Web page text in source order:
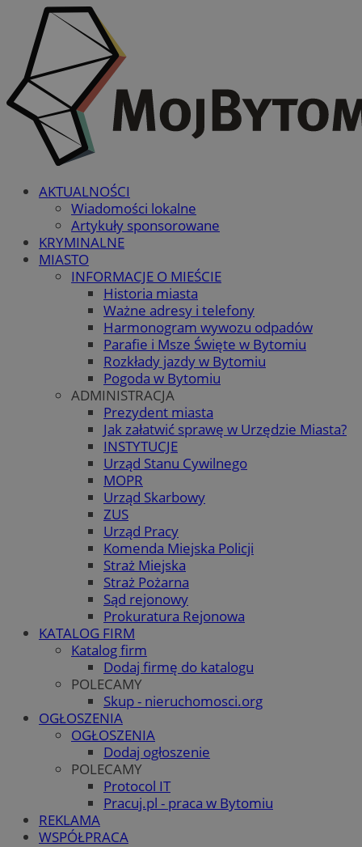
AKTUALNOŚCI
Wiadomości lokalne
Artykuły sponsorowane
KRYMINALNE
MIASTO
INFORMACJE O MIEŚCIE
Historia miasta
Ważne adresy i telefony
Harmonogram wywozu odpadów
Parafie i Msze Święte w Bytomiu
Rozkłady jazdy w Bytomiu
Pogoda w Bytomiu
ADMINISTRACJA
Prezydent miasta
Jak załatwić sprawę w Urzędzie Miasta?
INSTYTUCJE
Urząd Stanu Cywilnego
MOPR
Urząd Skarbowy
ZUS
Urząd Pracy
Komenda Miejska Policji
Straż Miejska
Straż Pożarna
Sąd rejonowy
Prokuratura Rejonowa
KATALOG FIRM
Katalog firm
Dodaj firmę do katalogu
POLECAMY
Skup - nieruchomosci.org
OGŁOSZENIA
OGŁOSZENIA
Dodaj ogłoszenie
POLECAMY
Protocol IT
Pracuj.pl - praca w Bytomiu
REKLAMA
WSPÓŁPRACA